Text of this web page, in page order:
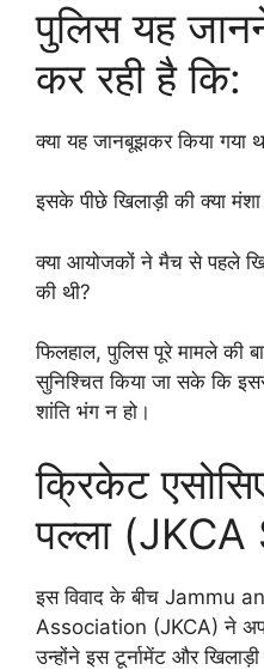
पुलिस यह
कर रही है कि:
क्या यह जानबूझकर किया गया
इसके पीछे खिलाड़ी की क्या मंशा
क्या आयोजकों ने मैच से पहले
की थी?
फिलहाल, पुलिस पूरे मामले की
सुनिश्चित किया जा सके कि
शांति भंग न हो।
क्रिकेट
पल्ला
इस विवाद के बीच Jammu
Association (JKCA) ने
उन्होंने इस टूर्नामेंट और